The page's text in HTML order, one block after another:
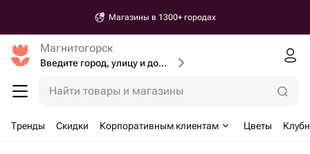
Магазины в 1300+ городах
Магнитогорск
Введите город, улицу и дом доставки
Найти товары и магазины
Тренды Скидки Корпоративным клиентам Цветы